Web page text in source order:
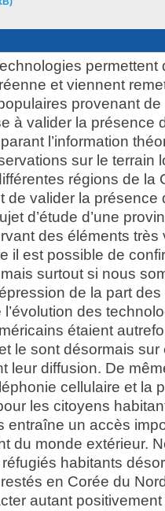
permettent
et viennent
provenant
à valider la présence
l’information
sur le terrain
régions de la
de valider la présence
d’étude d’une
des éléments
il est possible de
surtout si nous
de la part
des
étaient
le sont désormais sur
leur diffusion. De
cellulaire et la
les citoyens
entraîne un accès
du monde extérieur.
habitants
en Corée du
autant